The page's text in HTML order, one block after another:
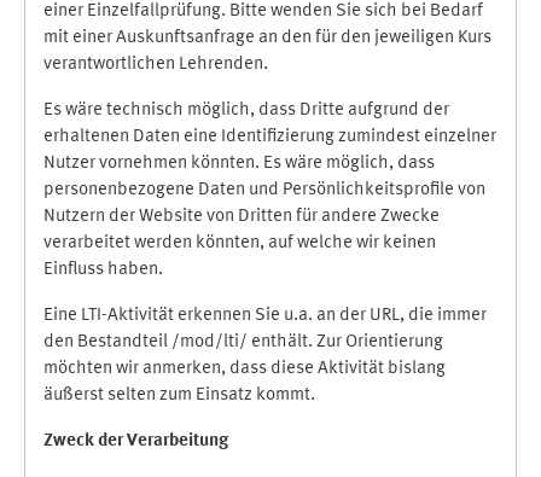
einer Einzelfallprüfung. Bitte wenden Sie sich bei Bedarf
mit einer Auskunftsanfrage an den für den jeweiligen Kurs
verantwortlichen Lehrenden.
Es wäre technisch möglich, dass Dritte aufgrund der
erhaltenen Daten eine Identifizierung zumindest einzelner
Nutzer vornehmen könnten. Es wäre möglich, dass
personenbezogene Daten und Persönlichkeitsprofile von
Nutzern der Website von Dritten für andere Zwecke
verarbeitet werden könnten, auf welche wir keinen
Einfluss haben.
Eine LTI-Aktivität erkennen Sie u.a. an der URL, die immer
den Bestandteil /mod/lti/ enthält. Zur Orientierung
möchten wir anmerken, dass diese Aktivität bislang
äußerst selten zum Einsatz kommt.
Zweck der Verarbeitung